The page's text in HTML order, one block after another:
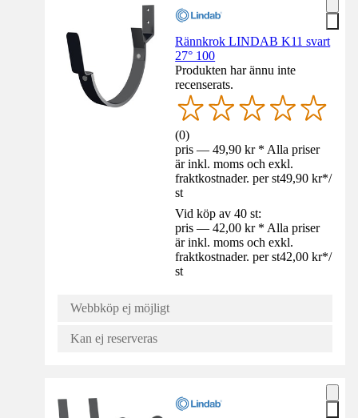
Rännkrok LINDAB K11 svart
27° 100
Produkten har ännu inte
recenserats.
(0)
pris — 49,90 kr * Alla priser
är inkl. moms och exkl.
fraktkostnader. per st49,90 kr*/
st
Vid köp av 40 st:
pris — 42,00 kr * Alla priser
är inkl. moms och exkl.
fraktkostnader. per st42,00 kr*/
st
Webbköp ej möjligt
Kan ej reserveras